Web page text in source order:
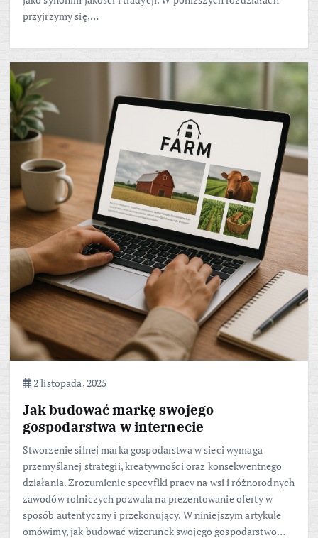
przyjrzymy się,…
2 listopada, 2025
Jak budować markę swojego
gospodarstwa w internecie
Stworzenie silnej marka gospodarstwa w sieci wymaga
przemyślanej strategii, kreatywności oraz konsekwentnego
działania. Zrozumienie specyfiki pracy na wsi i różnorodnych
zawodów rolniczych pozwala na prezentowanie oferty w
sposób autentyczny i przekonujący. W niniejszym artykule
omówimy, jak budować wizerunek swojego gospodarstwo…